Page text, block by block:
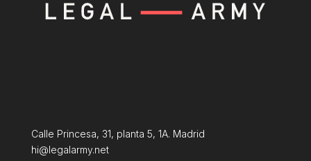
Calle Princesa, 31, planta 5, 1A. Madrid
hi@legalarmy.net